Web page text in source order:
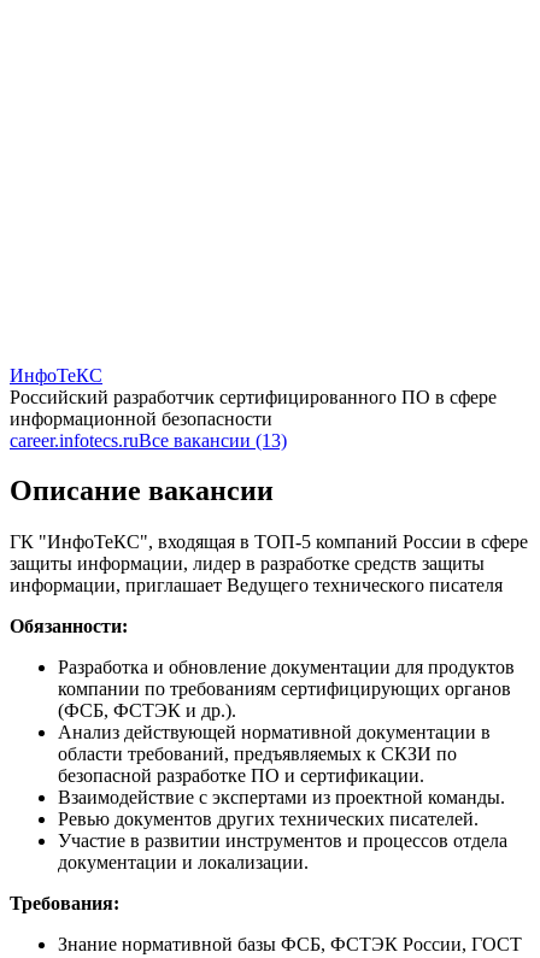
ИнфоТеКС
Российский разработчик сертифицированного ПО в сфере
информационной безопасности
career.infotecs.ruВсе вакансии (13)
Описание вакансии
ГК "ИнфоТеКС", входящая в ТОП-5 компаний России в сфере
защиты информации, лидер в разработке средств защиты
информации, приглашает Ведущего технического писателя
Обязанности:
Разработка и обновление документации для продуктов
компании по требованиям сертифицирующих органов
(ФСБ, ФСТЭК и др.).
Анализ действующей нормативной документации в
области требований, предъявляемых к СКЗИ по
безопасной разработке ПО и сертификации.
Взаимодействие с экспертами из проектной команды.
Ревью документов других технических писателей.
Участие в развитии инструментов и процессов отдела
документации и локализации.
Требования:
Знание нормативной базы ФСБ, ФСТЭК России, ГОСТ